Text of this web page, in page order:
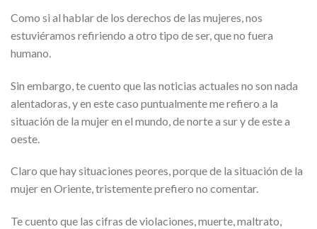
Como si al hablar de los derechos de las mujeres, nos
estuviéramos refiriendo a otro tipo de ser, que no fuera
humano.
Sin embargo, te cuento que las noticias actuales no son nada
alentadoras, y en este caso puntualmente me refiero a la
situación de la mujer en el mundo, de norte a sur y de este a
oeste.
Claro que hay situaciones peores, porque de la situación de la
mujer en Oriente, tristemente prefiero no comentar.
Te cuento que las cifras de violaciones, muerte, maltrato,